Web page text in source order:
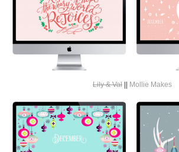
Lily & Val Mollie Makes